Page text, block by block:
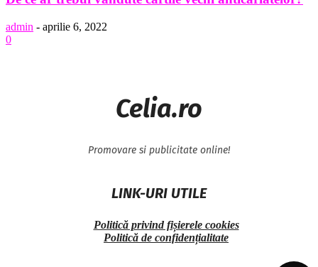
admin - aprilie 6, 2022
0
Celia.ro
Promovare si publicitate online!
LINK-URI UTILE
Politică privind fișierele cookies
Politică de confidențialitate